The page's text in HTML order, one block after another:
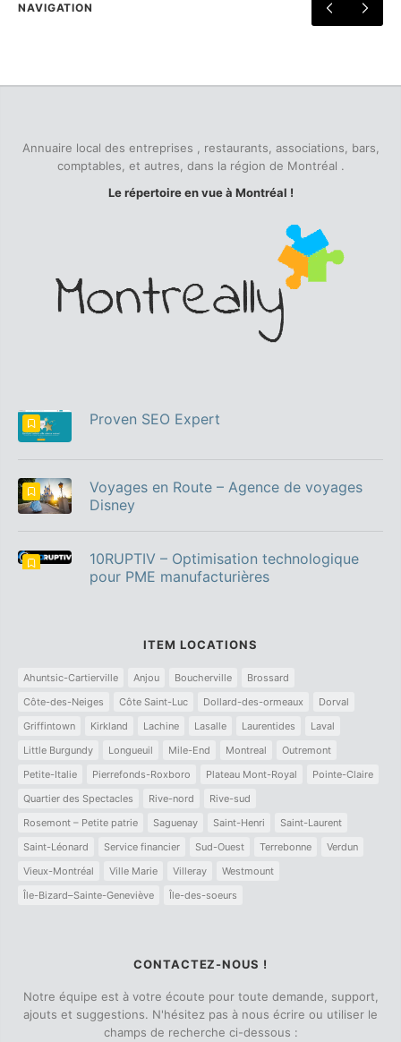
NAVIGATION
Annuaire local des entreprises , restaurants, associations, bars,
comptables, et autres, dans la région de Montréal .
Le répertoire en vue à Montréal !
Proven SEO Expert
Voyages en Route – Agence de voyages
Disney
10RUPTIV – Optimisation technologique
pour PME manufacturières
ITEM LOCATIONS
Ahuntsic-Cartierville Anjou Boucherville
Brossard
Côte-des-Neiges
Côte Saint-Luc Dollard-des-ormeaux
Dorval
Griffintown
Kirkland Lachine Lasalle Laurentides
Laval
Little Burgundy
Longueuil Mile-End Montreal
Outremont
Petite-Italie
Pierrefonds-Roxboro Plateau Mont-Royal
Pointe-Claire
Quartier des Spectacles
Rive-nord
Rive-sud
Rosemont – Petite patrie
Saguenay Saint-Henri
Saint-Laurent
Saint-Léonard
Service financier Sud-Ouest Terrebonne
Verdun
Vieux-Montréal
Ville Marie Villeray
Westmount
Île-Bizard–Sainte-Geneviève
Île-des-soeurs
CONTACTEZ-NOUS !
Notre équipe est à votre écoute pour toute demande, support,
ajouts et suggestions. N'hésitez pas à nous écrire ou utiliser le
champs de recherche ci-dessous :